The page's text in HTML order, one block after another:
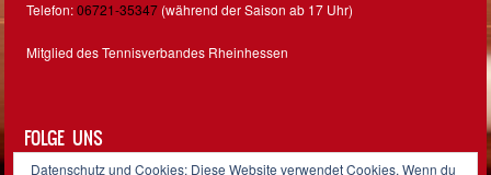
Telefon:06721-35347 (während der Saison ab 17 Uhr)
Mitglied des Tennisverbandes Rheinhessen
FOLGE UNS
Datenschutz und Cookies: Diese Website verwendet Cookies. Wenn du